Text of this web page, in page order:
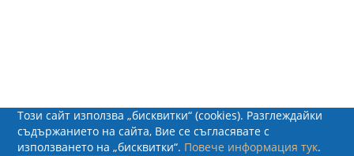
Този сайт използва „бисквитки“ (cookies). Разглеждайки
съдържанието на сайта, Вие се съгласявате с
използването на „бисквитки“. Повече информация тук.